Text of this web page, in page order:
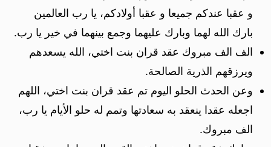
و عقبا عندكم جميعا و عقبا أولادكم، يا رب العالمين
بارك الله لهما وبارك عليهما وجمع بينهما في خير يا رب.
الف الف مبروك عقد قران بنت اختي، الله يسعدهم
ويرزقهم الذرية الصالحة.
وعن الحدث الحلو اليوم تم عقد قران بنت اختي، اللهم
اجعله عقدا ينعقد به سعادتها وتمم له حلو الأيام يا رب،
الف مبروك.